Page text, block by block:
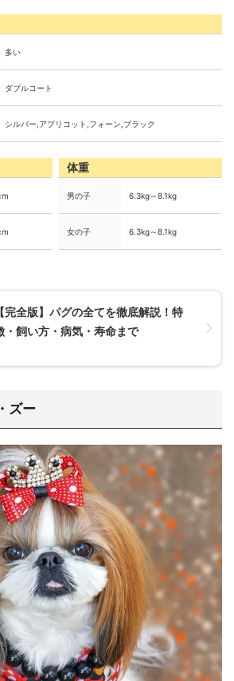
多い
ダブルコート
シルバー,アプリコット,フォーン,ブラック
体重
男の子 6.3kg～8.1kg
女の子 6.3kg～8.1kg
【完全版】パグの全てを徹底解説！特
・飼い方・病気・寿命まで
ズー